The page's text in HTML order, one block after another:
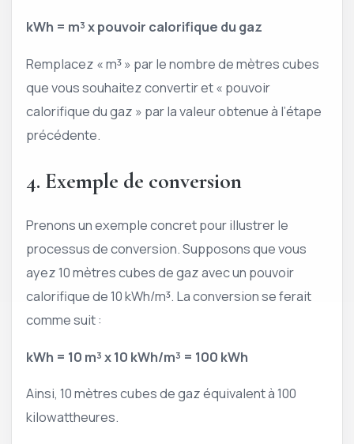
kWh = m³ x pouvoir calorifique du gaz
Remplacez « m³ » par le nombre de mètres cubes
que vous souhaitez convertir et « pouvoir
calorifique du gaz » par la valeur obtenue à l’étape
précédente.
4. Exemple de conversion
Prenons un exemple concret pour illustrer le
processus de conversion. Supposons que vous
ayez 10 mètres cubes de gaz avec un pouvoir
calorifique de 10 kWh/m³. La conversion se ferait
comme suit :
kWh = 10 m³ x 10 kWh/m³ = 100 kWh
Ainsi, 10 mètres cubes de gaz équivalent à 100
kilowattheures.